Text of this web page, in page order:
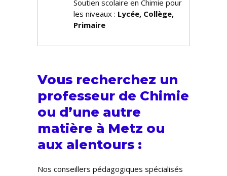
Soutien scolaire en Chimie pour
les niveaux : Lycée, Collège,
Primaire
Vous recherchez un
professeur de Chimie
ou d’une autre
matière à Metz ou
aux alentours :
Nos conseillers pédagogiques spécialisés